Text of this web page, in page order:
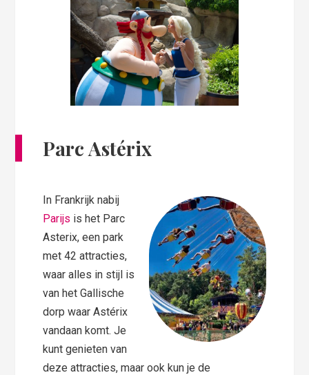
Parc Astérix
In Frankrijk nabij
Parijs is het Parc
Asterix, een park
met 42 attracties,
waar alles in stijl is
van het Gallische
dorp waar Astérix
vandaan komt. Je
kunt genieten van
deze attracties, maar ook kun je de